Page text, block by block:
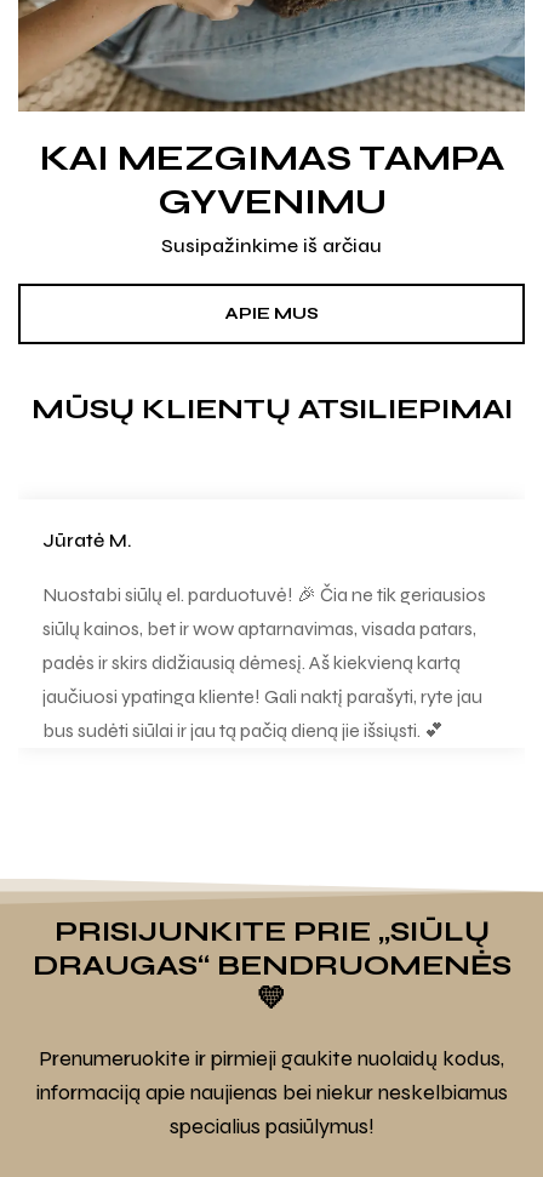
KAI MEZGIMAS TAMPA
GYVENIMU
Susipažinkime iš arčiau
APIE MUS
MŪSŲ KLIENTŲ ATSILIEPIMAI
Jūratė M.
Nuostabi siūlų el. parduotuvė! 🎉 Čia ne tik geriausios
siūlų kainos, bet ir wow aptarnavimas, visada patars,
padės ir skirs didžiausią dėmesį. Aš kiekvieną kartą
jaučiuosi ypatinga kliente! Gali naktį parašyti, ryte jau
bus sudėti siūlai ir jau tą pačią dieną jie išsiųsti. 💕
PRISIJUNKITE PRIE „SIŪLŲ
DRAUGAS“ BENDRUOMENĖS
💛
Prenumeruokite ir pirmieji gaukite nuolaidų kodus,
informaciją apie naujienas bei niekur neskelbiamus
specialius pasiūlymus!